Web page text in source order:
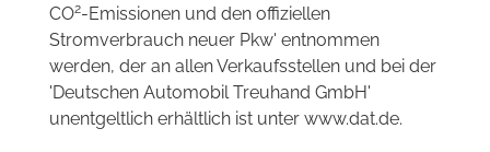
CO2-Emissionen und den offiziellen
Stromverbrauch neuer Pkw' entnommen
werden, der an allen Verkaufsstellen und bei der
'Deutschen Automobil Treuhand GmbH'
unentgeltlich erhältlich ist unter www.dat.de.